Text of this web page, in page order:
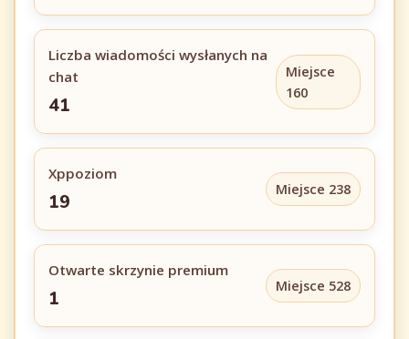
Liczba wiadomości wysłanych na
chat
41
Miejsce
160
Xppoziom
19
Miejsce 238
Otwarte skrzynie premium
1
Miejsce 528